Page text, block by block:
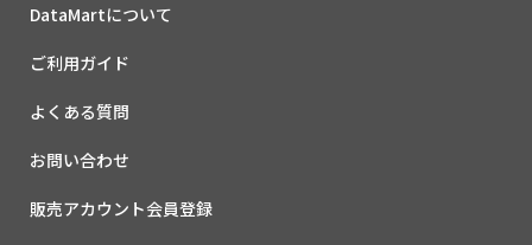
DataMartについて
ご利用ガイド
よくある質問
お問い合わせ
販売アカウント会員登録